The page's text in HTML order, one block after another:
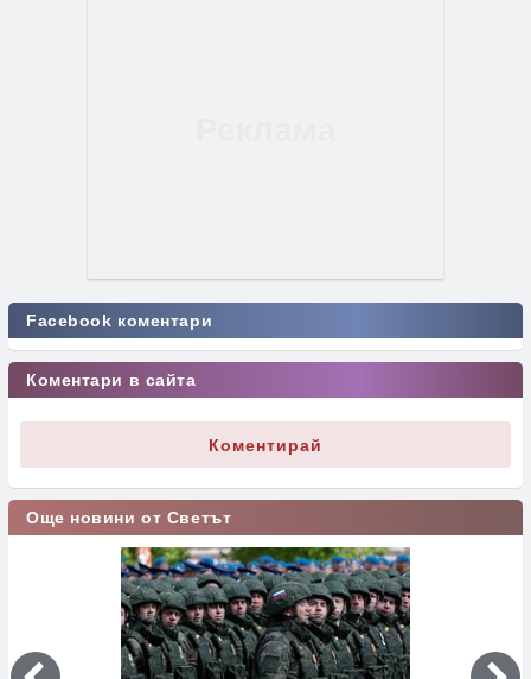
Facebook коментари
Коментари в сайта
Коментирай
Още новини от Светът